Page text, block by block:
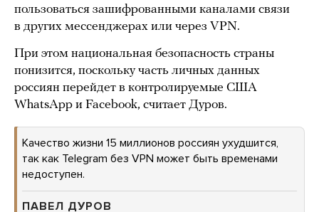
пользоваться зашифрованными каналами связи
в других мессенджерах или через VPN.
При этом национальная безопасность страны
понизится, поскольку часть личных данных
россиян перейдет в контролируемые США
WhatsApp и Facebook, считает Дуров.
Качество жизни 15 миллионов россиян ухудшится,
так как Telegram без VPN может быть временами
недоступен.
ПАВЕЛ ДУРОВ